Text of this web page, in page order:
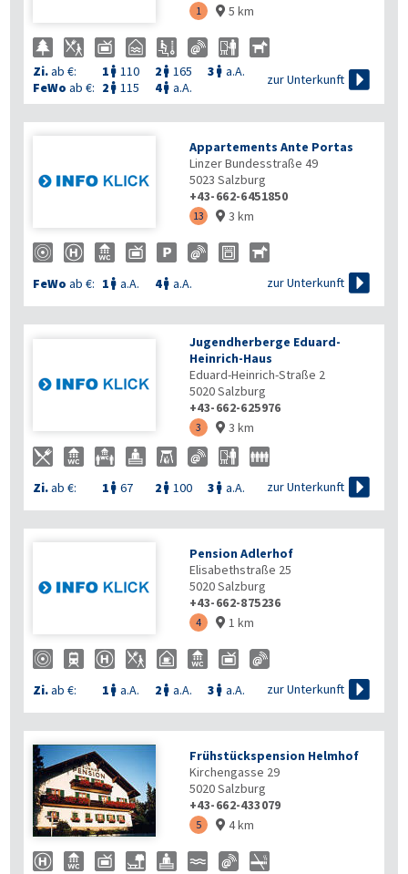
1  5 km
Zi.ab €: 1  110 2  165 3  a.A.
FeWo ab €: 2  115 4 a.A.
zur Unterkunft 
Appartements Ante Portas
Linzer Bundesstraße 49
5023 Salzburg
+43-662-6451850
13  3 km
FeWo ab €: 1  a.A. 4 a.A. zur Unterkunft 
Jugendherberge Eduard-
Heinrich-Haus
Eduard-Heinrich-Straße 2
5020Salzburg
+43-662-625976
3  3 km
Zi.ab €: 1  67 2  100 3  a.A. zur Unterkunft 
Pension Adlerhof
Elisabethstraße 25
5020Salzburg
+43-662-875236
4  1 km
Zi.ab €: 1  a.A. 2  a.A. 3  a.A. zur Unterkunft 
Frühstückspension Helmhof
Kirchengasse 29
5020Salzburg
+43-662-433079
5  4 km